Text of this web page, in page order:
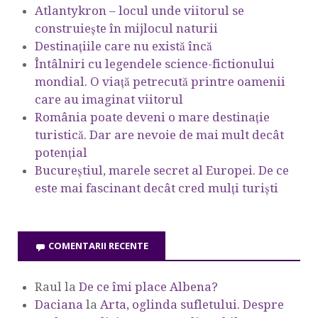
Atlantykron – locul unde viitorul se
construiește în mijlocul naturii
Destinațiile care nu există încă
Întâlniri cu legendele science-fictionului
mondial. O viață petrecută printre oamenii
care au imaginat viitorul
România poate deveni o mare destinație
turistică. Dar are nevoie de mai mult decât
potențial
Bucureștiul, marele secret al Europei. De ce
este mai fascinant decât cred mulți turiști
COMENTARII RECENTE
Raul la De ce îmi place Albena?
Daciana la Arta, oglinda sufletului. Despre